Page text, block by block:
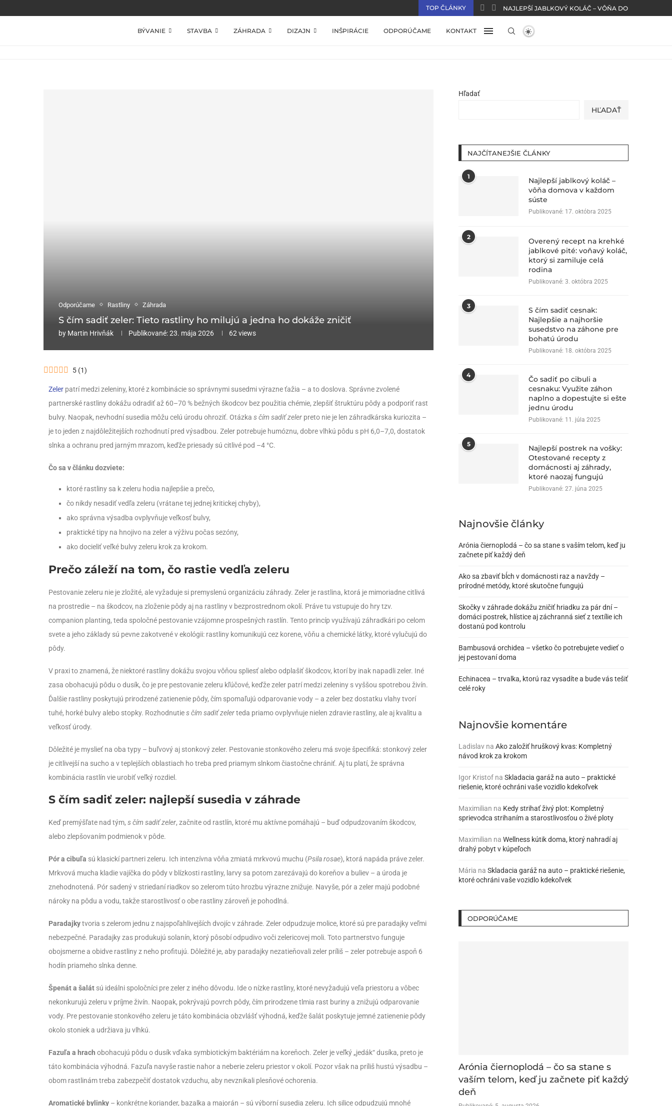
TOP ČLÁNKY NAJLEPŠÍ JABLKOVÝ KOLÁČ – VÔŇA DOMOVA V
BÝVANIE STAVBA ZÁHRADA DIZAJN INŠPIRÁCIE ODPORÚČAME KONTAKT
Odporúčame Rastliny Záhrada
S čím sadiť zeler: Tieto rastliny ho milujú a jedna ho dokáže zničiť
by Martin Hrivňák Publikované:23. mája 2026 62 views
5 (1)
Zeler patrí medzi zeleniny, ktoré z kombinácie so správnymi susedmi výrazne ťažia – a to doslova. Správne zvolené
partnerské rastliny dokážu odradiť až 60–70 % bežných škodcov bez použitia chémie, zlepšiť štruktúru pôdy a podporiť rast
bulvy. Naopak, nevhodní susedia môžu celú úrodu ohroziť. Otázka s čím sadiť zeler preto nie je len záhradkárska kuriozita –
je to jeden z najdôležitejších rozhodnutí pred výsadbou. Zeler potrebuje humóznu, dobre vlhkú pôdu s pH 6,0–7,0, dostatok
slnka a ochranu pred jarným mrazom, keďže priesady sú citlivé pod –4 °C.
Čo sa v článku dozviete:
ktoré rastliny sa k zeleru hodia najlepšie a prečo,
čo nikdy nesadiť vedľa zeleru (vrátane tej jednej kritickej chyby),
ako správna výsadba ovplyvňuje veľkosť bulvy,
praktické tipy na hnojivo na zeler a výživu počas sezóny,
ako docieliť veľké bulvy zeleru krok za krokom.
Prečo záleží na tom, čo rastie vedľa zeleru
Pestovanie zeleru nie je zložité, ale vyžaduje si premyslenú organizáciu záhrady. Zeler je rastlina, ktorá je mimoriadne citlivá
na prostredie – na škodcov, na zloženie pôdy aj na rastliny v bezprostrednom okolí. Práve tu vstupuje do hry tzv.
companion planting, teda spoločné pestovanie vzájomne prospešných rastlín. Tento princíp využívajú záhradkári po celom
svete a jeho základy sú pevne zakotvené v ekológii: rastliny komunikujú cez korene, vôňu a chemické látky, ktoré vylučujú do
pôdy.
V praxi to znamená, že niektoré rastliny dokážu svojou vôňou spliesť alebo odplašiť škodcov, ktorí by inak napadli zeler. Iné
zasa obohacujú pôdu o dusík, čo je pre pestovanie zeleru kľúčové, keďže zeler patrí medzi zeleniny s vyššou spotrebou živín.
Ďalšie rastliny poskytujú prirodzené zatienenie pôdy, čím spomaľujú odparovanie vody – a zeler bez dostatku vlahy tvorí
tuhé, horké bulvy alebo stopky. Rozhodnuties čím sadiť zelerteda priamo ovplyvňuje nielen zdravie rastliny, ale aj kvalitu a
veľkosť úrody.
Dôležité je myslieť na oba typy – buľvový aj stonkový zeler. Pestovanie stonkového zeleru má svoje špecifiká: stonkový zeler
je citlivejší na sucho a v teplejších oblastiach ho treba pred priamym slnkom čiastočne chrániť. Aj tu platí, že správna
kombinácia rastlín vie urobiť veľký rozdiel.
S čím sadiť zeler: najlepší susedia v záhrade
Keď premýšľate nad tým, s čím sadiť zeler, začnite od rastlín, ktoré mu aktívne pomáhajú – buď odpudzovaním škodcov,
alebo zlepšovaním podmienok v pôde.
Pór a cibuľa sú klasickí partneri zeleru. Ich intenzívna vôňa zmiatá mrkvovú muchu (Psila rosae), ktorá napáda práve zeler.
Mrkvová mucha kladie vajíčka do pôdy v blízkosti rastliny, larvy sa potom zarezávajú do koreňov a buliev – a úroda je
znehodnotená. Pór sadený v striedaní riadkov so zelerom túto hrozbu výrazne znižuje. Navyše, pór a zeler majú podobné
nároky na pôdu a vodu, takže starostlivosť o obe rastliny zároveň je pohodlná.
Paradajkytvoria s zelerom jednu z najspoľahlivejších dvojíc v záhrade. Zeler odpudzuje molice, ktoré sú pre paradajky veľmi
nebezpečné. Paradajky zas produkujú solanín, ktorý pôsobí odpudivo voči zelericovej moli. Toto partnerstvo funguje
obojsmerne a obidve rastliny z neho profitujú. Dôležité je, aby paradajky nezatieňovali zeler príliš – zeler potrebuje aspoň 6
hodín priameho slnka denne.
Špenát a šalát sú ideálni spoločníci pre zeler z iného dôvodu. Ide o nízke rastliny, ktoré nevyžadujú veľa priestoru a vôbec
nekonkurujú zeleru v príjme živín. Naopak, pokrývajú povrch pôdy, čím prirodzene tlmia rast buriny a znižujú odparovanie
vody. Pre pestovanie stonkového zeleru je táto kombinácia obzvlášť výhodná, keďže šalát poskytuje jemné zatienenie pôdy
okolo stoniek a udržiava ju vlhkú.
Fazuľa a hrach obohacujú pôdu o dusík vďaka symbiotickým baktériám na koreňoch. Zeler je veľký „jedák“ dusíka, preto je
táto kombinácia výhodná. Fazuľa navyše rastie nahor a neberie zeleru priestor v okolí. Pozor však na príliš hustú výsadbu –
obom rastlinám treba zabezpečiť dostatok vzduchu, aby nevznikali plesňové ochorenia.
Aromatické bylinky – konkrétne koriander, bazalka a majorán – sú výborní susedia zeleru. Ich silice odpudzujú mnohé
Hľadať
HĽADAŤ
NAJČÍTANEJŠIE ČLÁNKY
1
Najlepší jablkový koláč –
vôňa domova v každom
súste
Publikované: 17. októbra 2025
2
Overený recept na krehké
jablkové pité: voňavý koláč,
ktorý si zamiluje celá
rodina
Publikované: 3. októbra 2025
3
S čím sadiť cesnak:
Najlepšie a najhoršie
susedstvo na záhone pre
bohatú úrodu
Publikované: 18. októbra 2025
4
Čo sadiť po cibuli a
cesnaku: Využite záhon
naplno a dopestujte si ešte
jednu úrodu
Publikované: 11. júla 2025
5
Najlepší postrek na vošky:
Otestované recepty z
domácnosti aj záhrady,
ktoré naozaj fungujú
Publikované: 27. júna 2025
Najnovšie články
Arónia čiernoplodá – čo sa stane s vaším telom, keď ju
začnete piť každý deň
Ako sa zbaviť bĺch v domácnosti raz a navždy –
prírodné metódy, ktoré skutočne fungujú
Skočky v záhrade dokážu zničiť hriadku za pár dní –
domáci postrek, hlístice aj záchranná sieť z textílie ich
dostanú pod kontrolu
Bambusová orchidea – všetko čo potrebujete vedieť o
jej pestovaní doma
Echinacea – trvalka, ktorú raz vysadíte a bude vás tešiť
celé roky
Najnovšie komentáre
Ladislav na Ako založiť hruškový kvas: Kompletný
návod krok za krokom
Igor Kristof na Skladacia garáž na auto – praktické
riešenie, ktoré ochráni vaše vozidlo kdekoľvek
Maximilian na Kedy strihať živý plot: Kompletný
sprievodca strihaním a starostlivosťou o živé ploty
Maximilian na Wellness kútik doma, ktorý nahradí aj
drahý pobyt v kúpeľoch
Mária na Skladacia garáž na auto – praktické riešenie,
ktoré ochráni vaše vozidlo kdekoľvek
ODPORÚČAME
Arónia čiernoplodá – čo sa stane s
vaším telom, keď ju začnete piť každý
deň